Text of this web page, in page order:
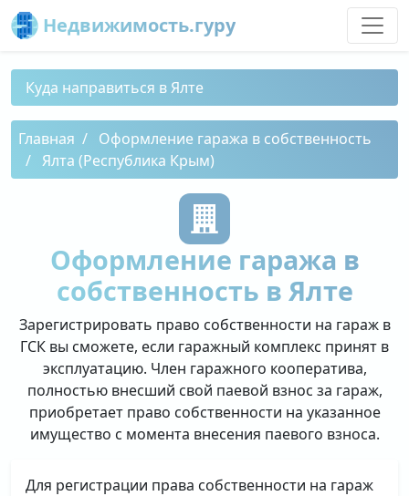
Недвижимость.гуру
Куда направиться в Ялте
Главная
Оформление гаража в собственность
Ялта (Республика Крым)
Оформление гаража в
собственность в Ялте
Зарегистрировать право собственности на гараж в
ГСК вы сможете, если гаражный комплекс принят в
эксплуатацию. Член гаражного кооператива,
полностью внесший свой паевой взнос за гараж,
приобретает право собственности на указанное
имущество с момента внесения паевого взноса.
Для регистрации права собственности на гараж